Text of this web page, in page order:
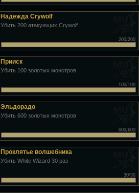
Надежда Crywolf
Убить 200 атакующих Crywolf
200/200
Прииск
Убить 100 золотых монстров
100/100
Эльдорадо
Убить 600 золотых монстров
600/600
Проклятье волшебника
Убить White Wizard 30 раз
30/30